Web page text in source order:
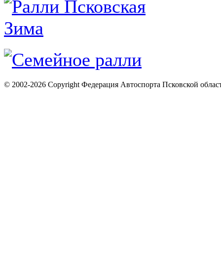
© 2002-2026 Copyright Федерация Автоспорта Псковской